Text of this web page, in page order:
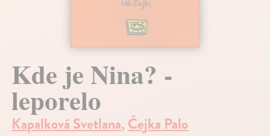
Kde je Nina? -
leporelo
Kapalková Svetlana,Čejka Palo